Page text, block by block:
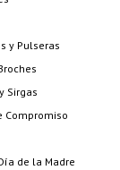
y Pulseras
Sirgas
Compromiso
de la Madre